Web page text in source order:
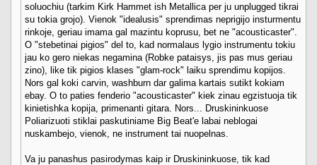
soluochiu (tarkim Kirk Hammet ish Metallica per ju unplugged tikrai
su tokia grojo). Vienok "idealusis" sprendimas neprigijo insturmentu
rinkoje, geriau imama gal mazintu koprusu, bet ne "acousticaster".
O "stebetinai pigios" del to, kad normalaus lygio instrumentu tokiu
jau ko gero niekas negamina (Robke pataisys, jis pas mus geriau
zino), like tik pigios klases "glam-rock" laiku sprendimu kopijos.
Nors gal koki carvin, washburn dar galima kartais sutikt kokiam
ebay. O to paties fenderio "acousticaster" kiek zinau egzistuoja tik
kinietishka kopija, primenanti gitara. Nors... Druskininkuose
Poliarizuoti stiklai paskutiniame Big Beat'e labai neblogai
nuskambejo, vienok, ne instrument tai nuopelnas.
Va ju panashus pasirodymas kaip ir Druskininkuose, tik kad